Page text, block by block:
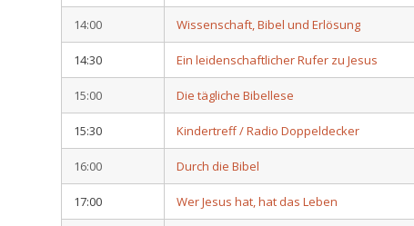
14:00 Wissenschaft, Bibel und Erlösung
14:30 Ein leidenschaftlicher Rufer zu Jesus
15:00 Die tägliche Bibellese
15:30 Kindertreff / Radio Doppeldecker
16:00 Durch die Bibel
17:00 Wer Jesus hat, hat das Leben